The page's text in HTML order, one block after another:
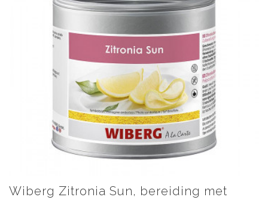
Wiberg Zitronia Sun, bereiding met